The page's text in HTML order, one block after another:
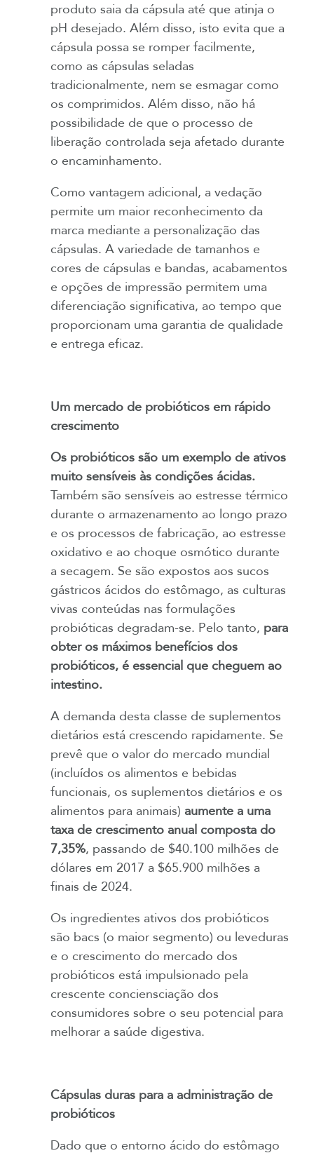
produto saia da cápsula até que atinja o
pH desejado. Além disso, isto evita que a
cápsula possa se romper facilmente,
como as cápsulas seladas
tradicionalmente, nem se esmagar como
os comprimidos. Além disso, não há
possibilidade de que o processo de
liberação controlada seja afetado durante
o encaminhamento.
Como vantagem adicional, a vedação
permite um maior reconhecimento da
marca mediante a personalização das
cápsulas. A variedade de tamanhos e
cores de cápsulas e bandas, acabamentos
e opções de impressão permitem uma
diferenciação significativa, ao tempo que
proporcionam uma garantia de qualidade
e entrega eficaz.
Um mercado de probióticos em rápido
crescimento
Os probióticos são um exemplo de ativos
muito sensíveis às condições ácidas.
Também são sensíveis ao estresse térmico
durante o armazenamento ao longo prazo
e os processos de fabricação, ao estresse
oxidativo e ao choque osmótico durante
a secagem. Se são expostos aos sucos
gástricos ácidos do estômago, as culturas
vivas conteúdas nas formulações
probióticas degradam-se. Pelo tanto, para
obter os máximos benefícios dos
probióticos, é essencial que cheguem ao
intestino.
A demanda desta classe de suplementos
dietários está crescendo rapidamente. Se
prevê que o valor do mercado mundial
(incluídos os alimentos e bebidas
funcionais, os suplementos dietários e os
alimentos para animais) aumente a uma
taxa de crescimento anual composta do
7,35%, passando de $40.100 milhões de
dólares em 2017 a $65.900 milhões a
finais de 2024.
Os ingredientes ativos dos probióticos
são bacs (o maior segmento) ou leveduras
e o crescimento do mercado dos
probióticos está impulsionado pela
crescente conciensciação dos
consumidores sobre o seu potencial para
melhorar a saúde digestiva.
Cápsulas duras para a administração de
probióticos
Dado que o entorno ácido do estômago